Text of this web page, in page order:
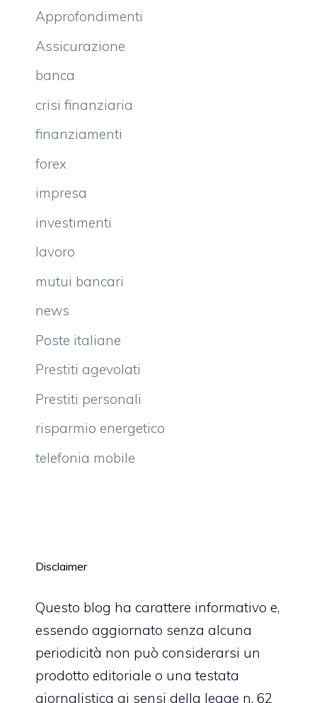
Approfondimenti
Assicurazione
banca
crisi finanziaria
finanziamenti
forex
impresa
investimenti
lavoro
mutui bancari
news
Poste italiane
Prestiti agevolati
Prestiti personali
risparmio energetico
telefonia mobile
Disclaimer
Questo blog ha carattere informativo e,
essendo aggiornato senza alcuna
periodicità non può considerarsi un
prodotto editoriale o una testata
giornalistica ai sensi della legge n. 62